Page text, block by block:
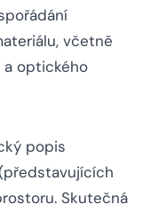
včetně
optického
popis
Skutečná